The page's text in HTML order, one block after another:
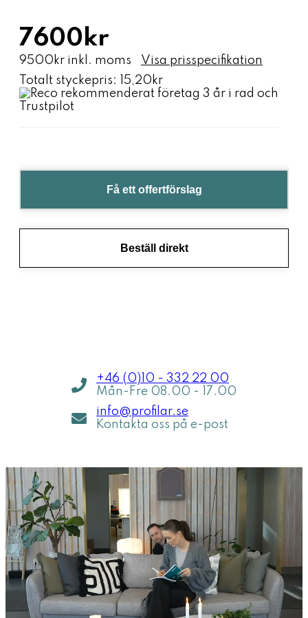
7600kr
9500kr inkl. moms
Visa prisspecifikation
Totalt styckepris:
15,20kr
Få ett offertförslag
Beställ direkt
+46 (0)10 - 332 22 00
Mån-Fre 08.00 - 17.00
info@profilar.se
Kontakta oss på e-post